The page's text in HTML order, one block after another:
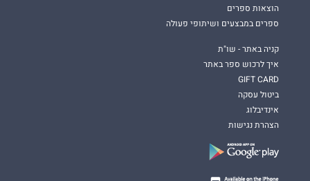
הוצאות ספרים
ספרים במבצעים ושיתופי פעולה
קניה באתר - שו"ת
איך לרכוש ספר באתר
GIFT CARD
ביטול עסקה
אינדיבלוג
הצהרת נגישות